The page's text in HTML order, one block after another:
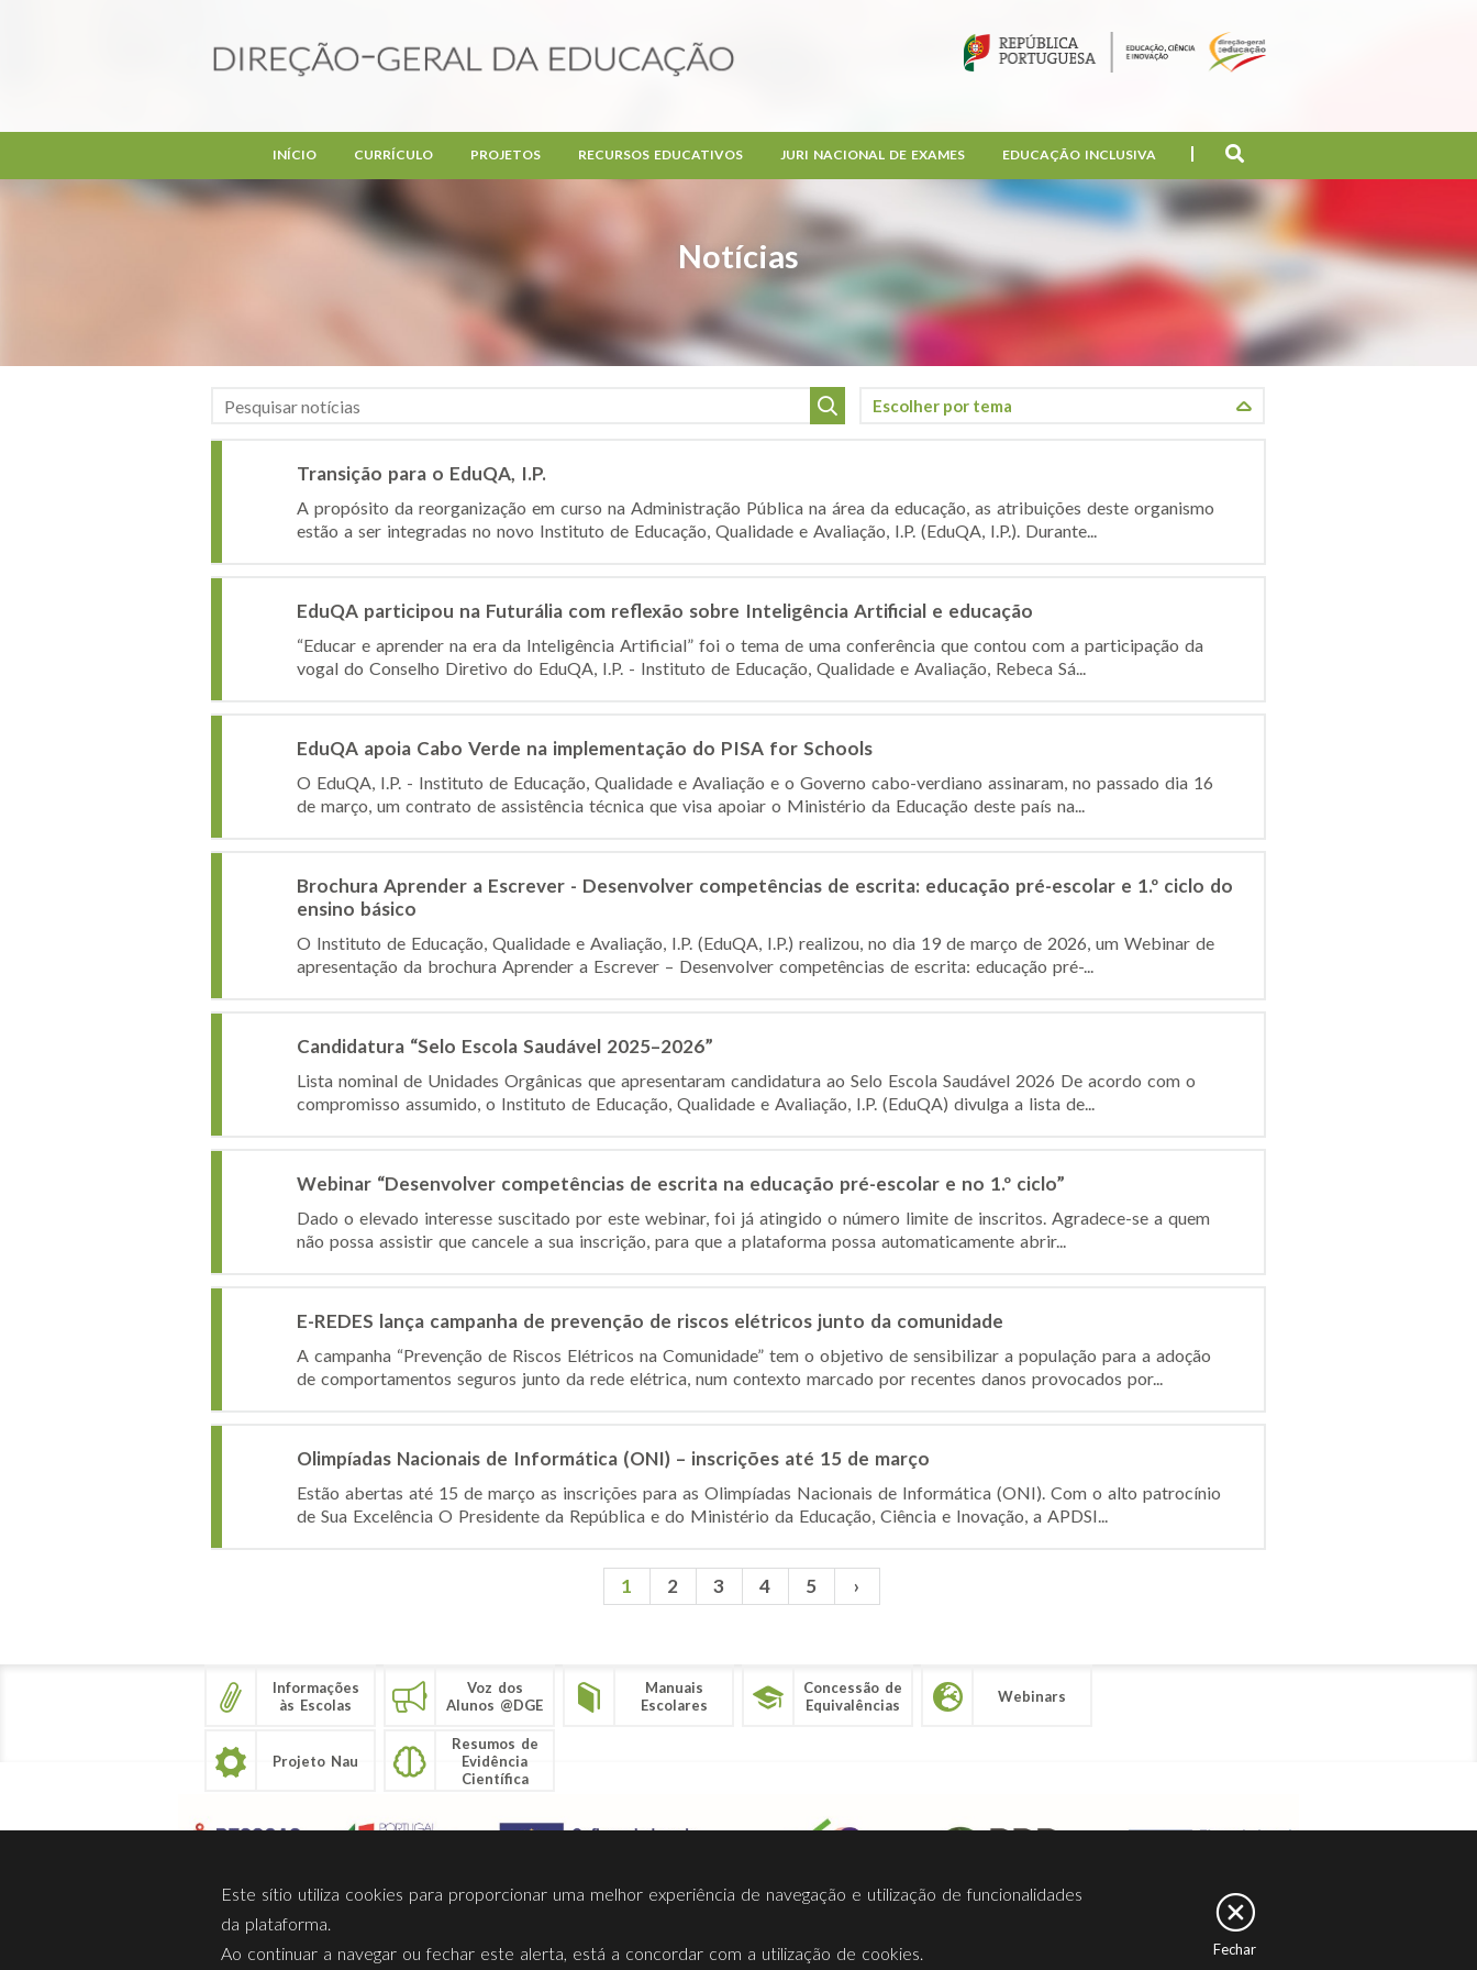
Notícias
INÍCIO CURRÍCULO PROJETOS RECURSOS EDUCATIVOS JURI NACIONAL DE EXAMES EDUCAÇÃO INCLUSIVA
Transição para o EduQA, I.P.
A propósito da reorganização em curso na Administração Pública na área da educação, as atribuições deste organismo
estão a ser integradas no novo Instituto de Educação, Qualidade e Avaliação, I.P. (EduQA, I.P.). Durante...
EduQA participou na Futurália com reflexão sobre Inteligência Artificial e educação
“Educar e aprender na era da Inteligência Artificial” foi o tema de uma conferência que contou com a participação da
vogal do Conselho Diretivo do EduQA, I.P. - Instituto de Educação, Qualidade e Avaliação, Rebeca Sá...
EduQA apoia Cabo Verde na implementação do PISA for Schools
O EduQA, I.P. - Instituto de Educação, Qualidade e Avaliação e o Governo cabo-verdiano assinaram, no passado dia 16
de março, um contrato de assistência técnica que visa apoiar o Ministério da Educação deste país na...
Brochura Aprender a Escrever - Desenvolver competências de escrita: educação pré-escolar e 1.º ciclo do
ensino básico
O Instituto de Educação, Qualidade e Avaliação, I.P. (EduQA, I.P.) realizou, no dia 19 de março de 2026, um Webinar de
apresentação da brochura Aprender a Escrever – Desenvolver competências de escrita: educação pré-...
Candidatura “Selo Escola Saudável 2025–2026”
Lista nominal de Unidades Orgânicas que apresentaram candidatura ao Selo Escola Saudável 2026 De acordo com o
compromisso assumido, o Instituto de Educação, Qualidade e Avaliação, I.P. (EduQA) divulga a lista de...
Webinar “Desenvolver competências de escrita na educação pré-escolar e no 1.º ciclo”
Dado o elevado interesse suscitado por este webinar, foi já atingido o número limite de inscritos. Agradece-se a quem
não possa assistir que cancele a sua inscrição, para que a plataforma possa automaticamente abrir...
E-REDES lança campanha de prevenção de riscos elétricos junto da comunidade
A campanha “Prevenção de Riscos Elétricos na Comunidade” tem o objetivo de sensibilizar a população para a adoção
de comportamentos seguros junto da rede elétrica, num contexto marcado por recentes danos provocados por...
Olimpíadas Nacionais de Informática (ONI) – inscrições até 15 de março
Estão abertas até 15 de março as inscrições para as Olimpíadas Nacionais de Informática (ONI). Com o alto patrocínio
de Sua Excelência O Presidente da República e do Ministério da Educação, Ciência e Inovação, a APDSI...
1 2 3 4 5 ›
Informações
às Escolas
Voz dos
Alunos @DGE
Manuais
Escolares
Concessão de
Equivalências
Webinars
Projeto Nau
Resumos de
Evidência
Científica
Sobre Nós Privacidade Termos Utilização Contactos Ligações Facebook
Este sítio utiliza cookies para proporcionar uma melhor experiência de navegação e utilização de funcionalidades
da plataforma.
Ao continuar a navegar ou fechar este alerta, está a concordar com a utilização de cookies.
Fechar